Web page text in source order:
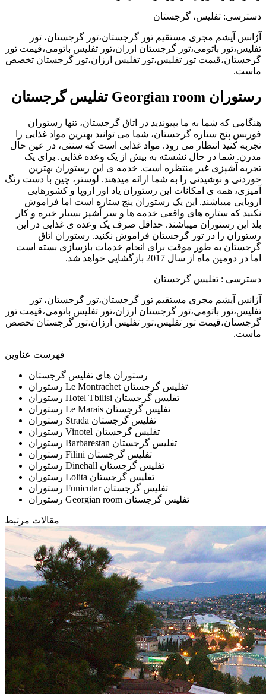
دسترسی: تفلیس، گرجستان
آژانس آیشم مجری مستقیم تور گرجستان،تور گرجستان، تور
تفلیس،تور باتومی،تور گرجستان ارزان،تور تفلیس باتومی،قیمت تور
گرجستان،قیمت تور تفلیس،تور تفلیس ارزان،تور گرجستان تخصص
ماست.
رستوران Georgian room تفلیس گرجستان
هنگامی که شما به ما بپیوندید در اتاق گرجستان، تنها رستوران
فوربس پنج ستاره گرجستان، شما می توانید بهترین مواد غذایی را
تجربه کنید انتظار می رود. مواد غذایی است که سنتی، در عین حال
مدرن. شما در حال نشسته به بیش از یک وعده غذایی. برای یک
تجربه آشپزی غیر منتظره است. خدمه ی این رستوران بهترین
خوردنی و نوشیدنی را به شما ارائه میدهند. لوستر، چین با دست رنگ
آمیزی، همه ی امکانات این رستوران یاد اور اروپا و کشورهایی
اروپایی میباشند. این یک رستوران پنج ستاره است اما فراموش
نکنید که ستاره های واقعی خدمه ها و سر آشپز بسیار خبره و کار
بلد این رستوران میباشند. حداقل صرف یک وعده ی غذایی در این
رستوران را در تور گرجستان فراموش نکنید. رستوران اتاق
گرجستان به طور موقت برای انجام خدمات بازسازی بسته است
اما در دومین ماه از سال 2017 بازگشایی خواهد شد.
دسترسی : تفلیس گرجستان
آژانس آیشم مجری مستقیم تور گرجستان،تور گرجستان، تور
تفلیس،تور باتومی،تور گرجستان ارزان،تور تفلیس باتومی،قیمت تور
گرجستان،قیمت تور تفلیس،تور تفلیس ارزان،تور گرجستان تخصص
ماست.
فهرست عناوین
رستوران های تفلیس گرجستان
رستوران Le Montrachet تفلیس گرجستان
رستوران Hotel Tbilisi تفلیس گرجستان
رستوران Le Marais تفلیس گرجستان
رستوران Strada تفلیس گرجستان
رستوران Vinotel تفلیس گرجستان
رستوران Barbarestan تفلیس گرجستان
رستوران Filini تفلیس گرجستان
رستوران Dinehall تفلیس گرجستان
رستوران Lolita تفلیس گرجستان
رستوران Funicular تفلیس گرجستان
رستوران Georgian room تفلیس گرجستان
مقالات مرتبط